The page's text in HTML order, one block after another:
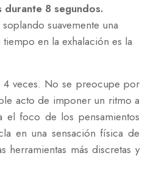
8 segundos.
suavemente una
en la exhalación es la
veces. No se preocupe por
acto de imponer un ritmo a
el foco de los pensamientos
en una sensación física de
herramientas más discretas y